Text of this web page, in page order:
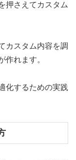
押さえてカスタム
カスタム内容を調
作れます。
化するための実践